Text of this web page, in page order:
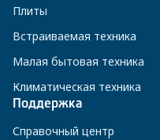
Плиты
Встраиваемая техника
Малая бытовая техника
Климатическая техника
Поддержка
Справочный центр